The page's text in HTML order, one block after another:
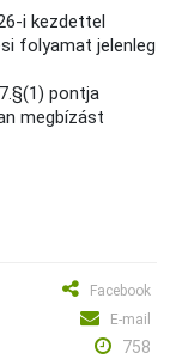
i kezdettel
folyamat jelenleg
pontja
megbízást
Facebook
E-mail
758